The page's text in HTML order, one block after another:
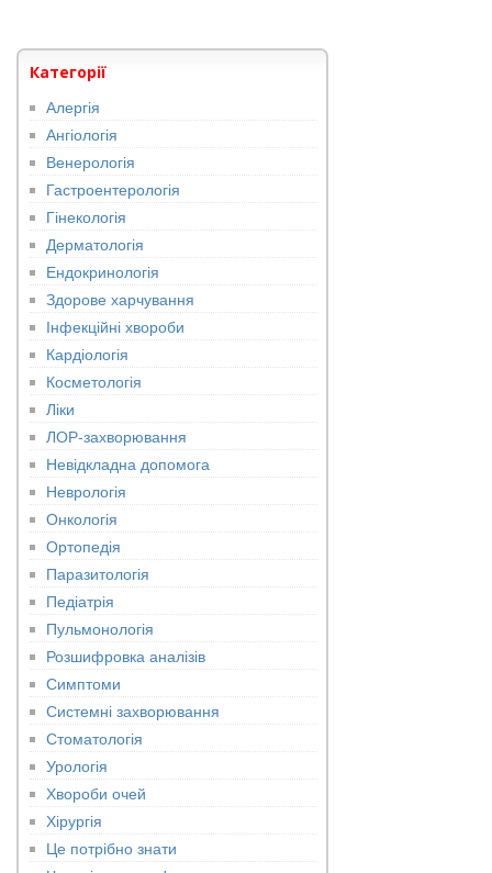
Категорії
Алергія
Ангіологія
Венерологія
Гастроентерологія
Гінекологія
Дерматологія
Ендокринологія
Здорове харчування
Інфекційні хвороби
Кардіологія
Косметологія
Ліки
ЛОР-захворювання
Невідкладна допомога
Неврологія
Онкологія
Ортопедія
Паразитологія
Педіатрія
Пульмонологія
Розшифровка аналізів
Симптоми
Системні захворювання
Стоматологія
Урологія
Хвороби очей
Хірургія
Це потрібно знати